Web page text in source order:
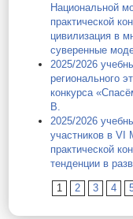
Национальной
практической
цивилизация в
суверенные
2025/2026
регионального
конкурса
В.
2025/2026
участников в VI
практической
тенденции в
1 2 3 4